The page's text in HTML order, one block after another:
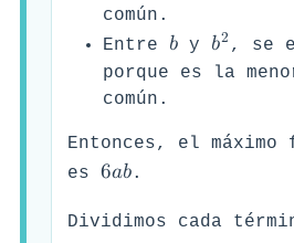
común.
Entre 𝑏 y 𝑏2 , se
porque es la
común.
Entonces, el máximo
es 6𝑎𝑏.
Dividimos cada